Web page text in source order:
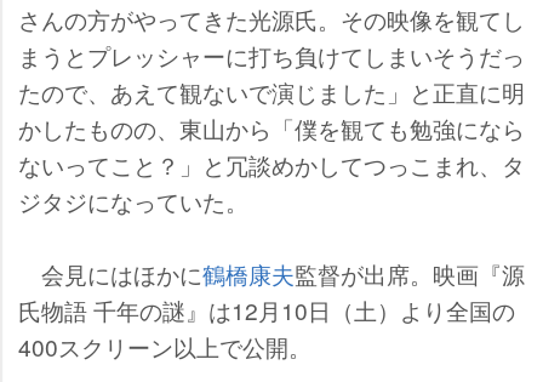
さんの方がやってきた光源氏。その映像を観てし
まうとプレッシャーに打ち負けてしまいそうだっ
たので、あえて観ないで演じました」と正直に明
かしたものの、東山から「僕を観ても勉強になら
ないってこと？」と冗談めかしてつっこまれ、タ
ジタジになっていた。
会見にはほかに鶴橋康夫監督が出席。映画『源
氏物語 千年の謎』は12月10日（土）より全国の
400スクリーン以上で公開。